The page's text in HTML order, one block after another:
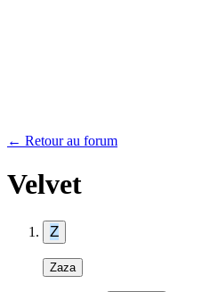
← Retour au forum
Velvet
Z
Zaza